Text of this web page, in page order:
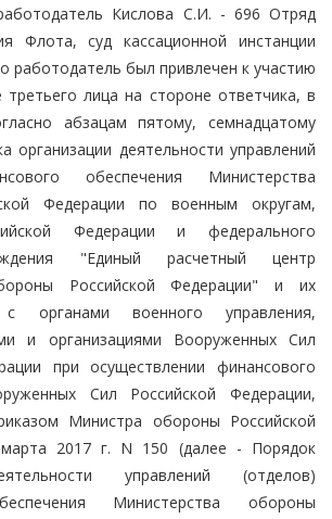
Кислова С.И. - 696 Отряд
Флота, суд кассационной инстанции
работодатель был привлечен к участию
третьего лица на стороне ответчика, в
абзацам пятому, семнадцатому
организации деятельности управлений
обеспечения Министерства
Федерации по военным округам,
Федерации и федерального
"Единый расчетный центр
Российской Федерации" и их
с органами военного управления,
и организациями Вооруженных Сил
при осуществлении финансового
Сил Российской Федерации,
Министра обороны Российской
2017 г. N 150 (далее - Порядок
управлений (отделов)
Министерства обороны